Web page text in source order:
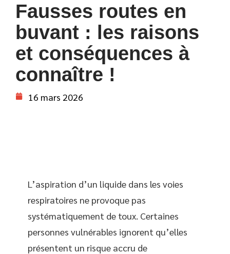
Fausses routes en
buvant : les raisons
et conséquences à
connaître !
16 mars 2026
L’aspiration d’un liquide dans les voies
respiratoires ne provoque pas
systématiquement de toux. Certaines
personnes vulnérables ignorent qu’elles
présentent un risque accru de